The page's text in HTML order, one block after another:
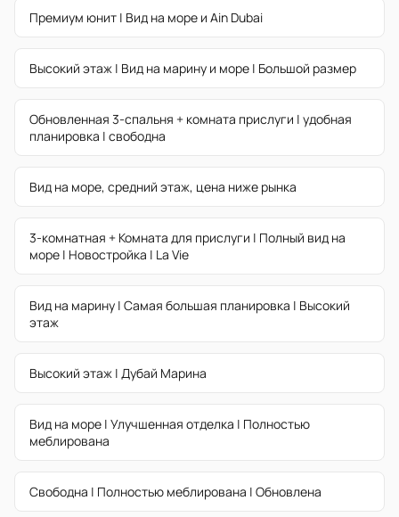
Премиум юнит | Вид на море и Ain Dubai
Высокий этаж | Вид на марину и море | Большой размер
Обновленная 3-спальня + комната прислуги | удобная
планировка | свободна
Вид на море, средний этаж, цена ниже рынка
3-комнатная + Комната для прислуги | Полный вид на
море | Новостройка | La Vie
Вид на марину | Самая большая планировка | Высокий
этаж
Высокий этаж | Дубай Марина
Вид на море | Улучшенная отделка | Полностью
меблирована
Свободна | Полностью меблирована | Обновлена